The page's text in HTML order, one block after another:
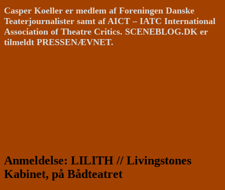
Casper Koeller er medlem af Foreningen Danske
Teaterjournalister samt af AICT – IATC International
Association of Theatre Critics. SCENEBLOG.DK er
tilmeldt PRESSENÆVNET.
Anmeldelse: LILITH // Livingstones
Kabinet, på Bådteatret